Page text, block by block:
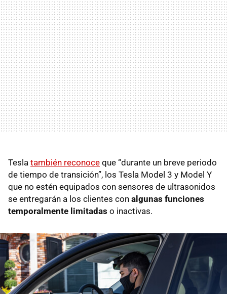
Tesla también reconoce que “durante un breve periodo
de tiempo de transición”, los Tesla Model 3 y Model Y
que no estén equipados con sensores de ultrasonidos
se entregarán a los clientes con algunas funciones
temporalmente limitadas o inactivas.